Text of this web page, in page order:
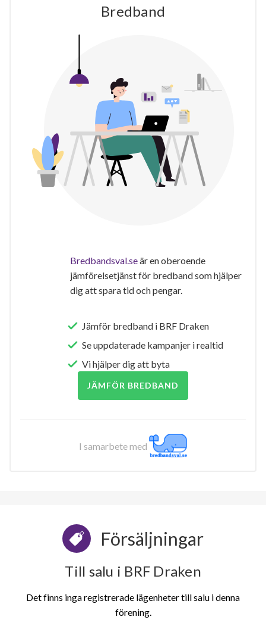
Bredband
Bredbandsval.seär en oberoende
jämförelsetjänst för bredband som hjälper
dig att spara tid och pengar.
Jämför bredband i BRF Draken
Se uppdaterade kampanjer i realtid
Vi hjälper dig att byta
JÄMFÖR BREDBAND
I samarbete med
Försäljningar
Till salu i BRF Draken
Det finns inga registrerade lägenheter till salu i denna
förening.